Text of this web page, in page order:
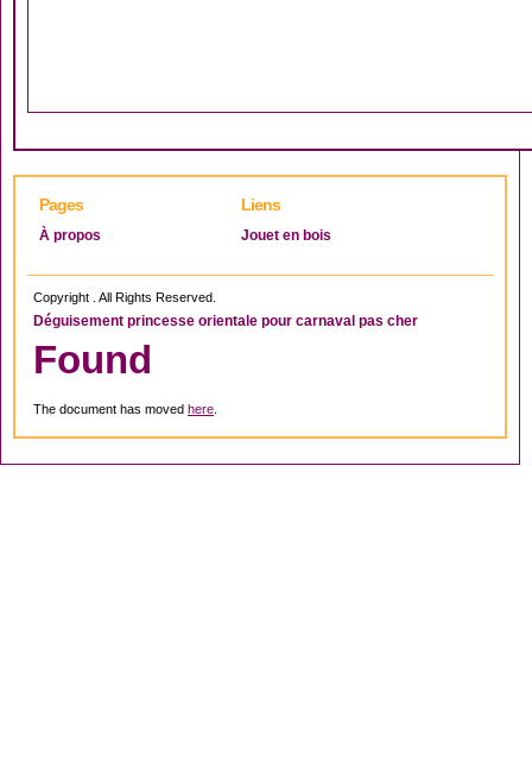
Pages
À propos
Liens
Jouet en bois
Copyright . All Rights Reserved.
Déguisement princesse orientale pour carnaval pas cher
Found
The document has moved here